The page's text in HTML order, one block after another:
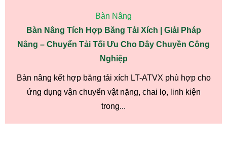
Bàn Nâng
Bàn Nâng Tích Hợp Băng Tải Xích | Giải Pháp
Nâng – Chuyển Tải Tối Ưu Cho Dây Chuyền Công
Nghiệp
Bàn nâng kết hợp băng tải xích LT-ATVX phù hợp cho
ứng dụng vận chuyển vật nặng, chai lọ, linh kiện
trong...